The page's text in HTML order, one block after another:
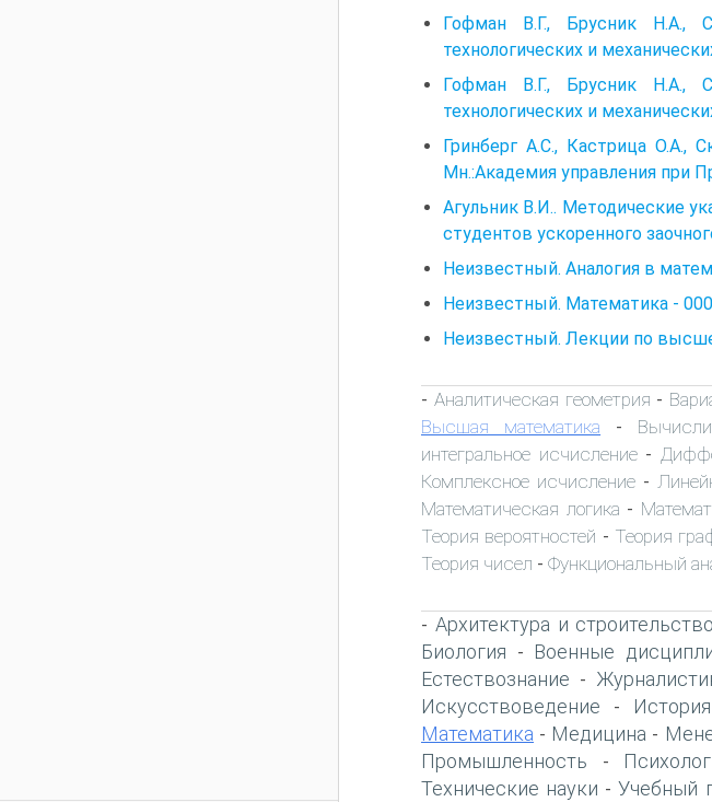
Гофман В.Г., Брусник Н.А.,
технологических и
Гофман В.Г., Брусник Н.А.,
технологических и
Гринберг А.С., Кастрица О.А.,
Мн.:Академия управления при
Агульник В.И.. Методические
студентов ускоренного
Неизвестный. Аналогия в
Неизвестный. Математика -
Неизвестный. Лекции по
- Аналитическая геометрия -
Высшая математика -
интегральное исчисление-
Комплексное исчисление -
Математическая логика -
Теория вероятностей - Теория
Теория чисел - Функциональный
- Архитектура и строительство
Биология - Военные
Естествознание -
Искусствоведение - История
Математика - Медицина -
Промышленность -
Технические науки -Учебный